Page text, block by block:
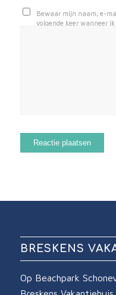
Bewaar mijn naam, e-
volgende keer wanneer
BRESKENS
Op Beachpark